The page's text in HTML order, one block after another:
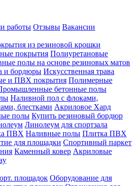
работы Отзывы Вакансии
из резиновой крошки
покрытия Полиуретановые
полы на основе резиновых матов
и бордюры Искусственная трава
и ПВХ покрытия Полимерные
бетонные полы
Наливной пол с флоками,
блестками Акриловое Хард
полы Купить резиновый бордюр
Линолеум для спортзала
ПВХ Наливные полы Плитка ПВХ
для площадки Спортивный паркет
Каменный ковер Акриловые
площадок Оборудование для